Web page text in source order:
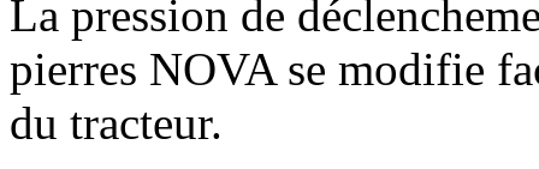
La pression de
pierres NOVA se modifie
du tracteur.